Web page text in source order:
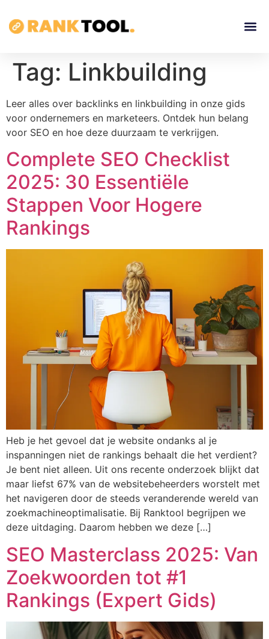
Tag: Linkbuilding
Leer alles over backlinks en linkbuilding in onze gids
voor ondernemers en marketeers. Ontdek hun belang
voor SEO en hoe deze duurzaam te verkrijgen.
Complete SEO Checklist
2025: 30 Essentiële
Stappen Voor Hogere
Rankings
Heb je het gevoel dat je website ondanks al je
inspanningen niet de rankings behaalt die het verdient?
Je bent niet alleen. Uit ons recente onderzoek blijkt dat
maar liefst 67% van de websitebeheerders worstelt met
het navigeren door de steeds veranderende wereld van
zoekmachineoptimalisatie. Bij Ranktool begrijpen we
deze uitdaging. Daarom hebben we deze […]
SEO Masterclass 2025: Van
Zoekwoorden tot #1
Rankings (Expert Gids)